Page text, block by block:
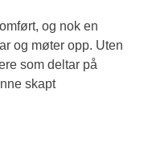
og nok en
og møter opp. Uten
som deltar på
skapt